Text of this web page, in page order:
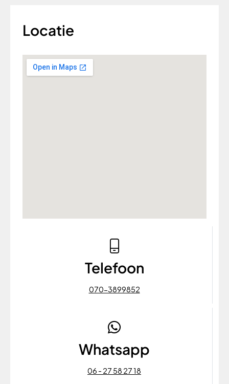
Locatie
Telefoon
070-3899852
Whatsapp
06 - 27 58 27 18